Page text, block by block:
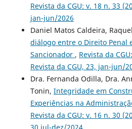
Revista da CGU: v. 18 n. 33
jan-jun/2026
Daniel Matos Caldeira,
diálogo entre o Direito Penal
Sancionador , Revista da
Revista da CGU, 23, jan-jun/
Dra. Fernanda Odilla, Dra.
Tonin, Integridade em
Experiências na
Revista da CGU: v. 16 n. 30